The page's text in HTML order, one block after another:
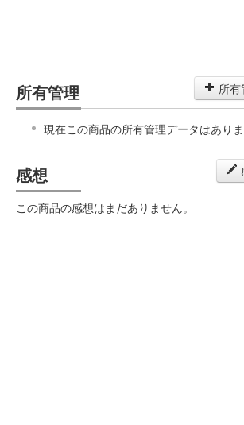
所有管理 所
現在この商品の所有管理データはありま
感想
この商品の感想はまだありません。